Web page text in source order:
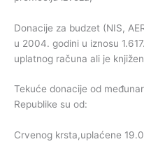
Donacije za budzet (NIS,
u 2004. godini u iznosu
uplatnog računa ali je
Tekuće donacije od
Republike su od:
Crvenog krsta,uplaćene